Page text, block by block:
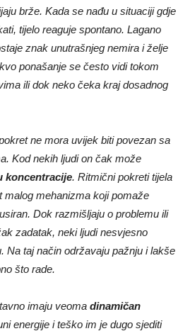
brže. Kada se nađu u situaciji gdje
tijelo reaguje spontano. Lagano
znak unutrašnjeg nemira i želje
ponašanje se često vidi tokom
ili dok neko čeka kraj dosadnog
ne mora uvijek biti povezan sa
Kod nekih ljudi on čak može
koncentracije. Ritmični pokreti tijela
malog mehanizma koji pomaže
Dok razmišljaju o problemu ili
zadatak, neki ljudi nesvjesno
Na taj način održavaju pažnju i lakše
što rade.
imaju veoma dinamičan
energije i teško im je dugo sjediti